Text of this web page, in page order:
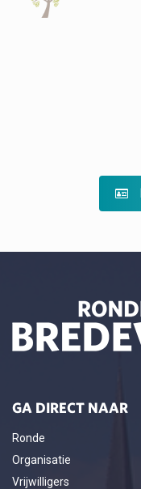
GA DIRECT NAAR
Ronde
Organisatie
Vrijwilligers